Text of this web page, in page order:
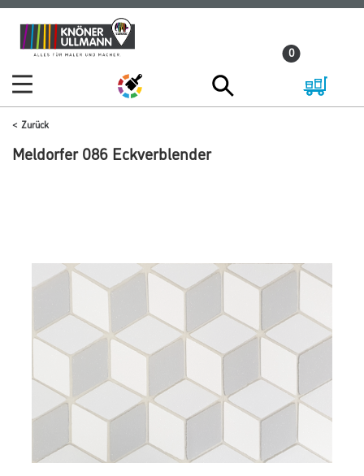
Zum
Inhalt
Zum
Navigationsmenü
0
Zurück
Meldorfer 086 Eckverblender